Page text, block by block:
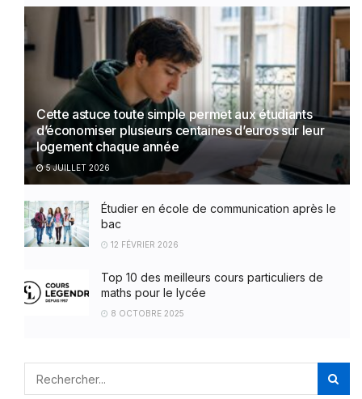
Cette astuce toute simple permet aux étudiants
d’économiser plusieurs centaines d’euros sur leur
logement chaque année
5 JUILLET 2026
Étudier en école de communication après le
bac
12 FÉVRIER 2026
Top 10 des meilleurs cours particuliers de
maths pour le lycée
8 OCTOBRE 2025